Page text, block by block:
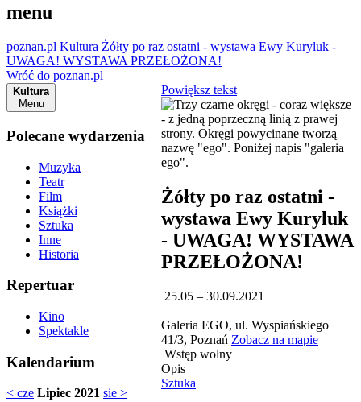
menu
poznan.pl Kultura Żółty po raz ostatni - wystawa Ewy Kuryluk -
UWAGA! WYSTAWA PRZEŁOŻONA!
Wróć do poznan.pl
Kultura
Menu
Polecane wydarzenia
Muzyka
Teatr
Film
Książki
Sztuka
Inne
Historia
Repertuar
Kino
Spektakle
Kalendarium
< cze Lipiec 2021 sie >
Powiększ tekst
Żółty po raz ostatni -
wystawa Ewy Kuryluk
- UWAGA! WYSTAWA
PRZEŁOŻONA!
25.05 – 30.09.2021
Galeria EGO, ul. Wyspiańskiego
41/3, Poznań Zobacz na mapie
Wstęp wolny
Opis
Sztuka